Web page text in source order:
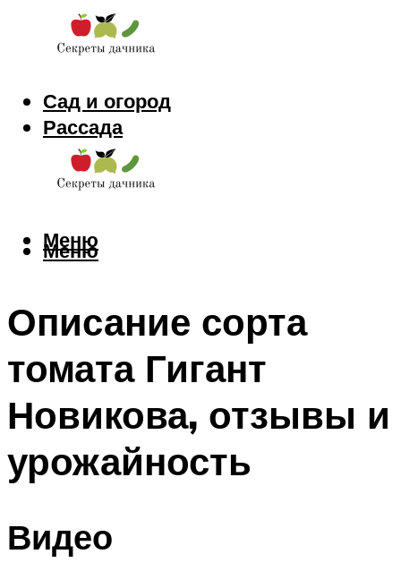
Сад и огород
Рассада
Цветы
Заготовки
Меню
Меню
Описание сорта
томата Гигант
Новикова, отзывы и
урожайность
Видео